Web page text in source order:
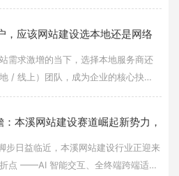
验升级等趋势，推动建站服务向更智
手。AI 驱动的智能交互成为标配。集
，应该网站建设选本地还是网络
设公司？优缺点全解析
需求激增的当下，选择本地服务商还
/ 线上）团队，成为企业的核心抉
优劣，需结合业务需求精准匹配。本
差，快速响应调整，尤其适合需频繁
本地团队深谙区域市场特性，可融入
本溪网站建设赛道崛起新势力，
能下的品牌优选
步日益临近，本溪网站建设行业正迎来
点 ——AI 智能交互、全终端跨端适